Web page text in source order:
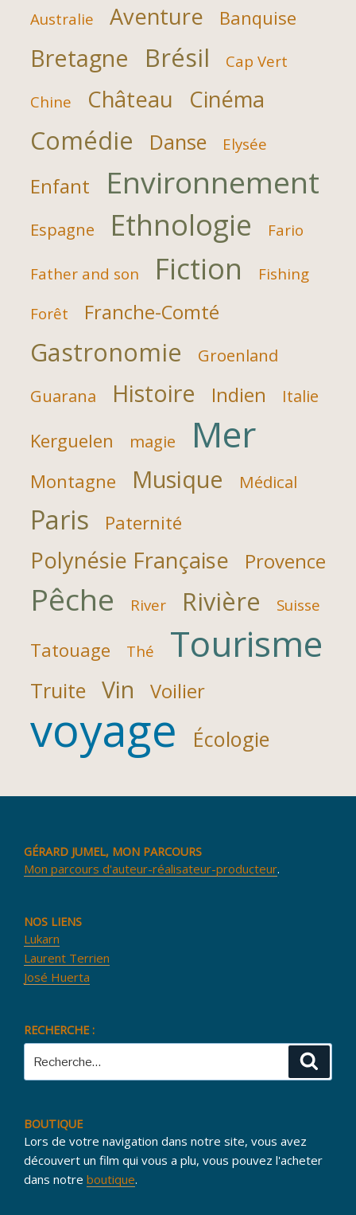
Australie Aventure Banquise
Bretagne Brésil Cap Vert
Chine Château Cinéma
Comédie Danse Elysée
Enfant Environnement
Espagne Ethnologie Fario
Father and son Fiction
Fishing
Forêt
Franche-Comté
Gastronomie
Groenland
Guarana
Histoire Indien Italie
Kerguelen magie Mer
Montagne Musique Médical
Paris Paternité
Polynésie Française Provence
Pêche River Rivière Suisse
Tatouage Thé Tourisme
Truite Vin Voilier
voyage Écologie
GÉRARD JUMEL, MON PARCOURS
Mon parcours d'auteur-réalisateur-producteur.
NOS LIENS
Lukarn
Laurent Terrien
José Huerta
RECHERCHE :
BOUTIQUE
Lors de votre navigation dans notre site, vous avez
découvert un film qui vous a plu, vous pouvez l'acheter
dans notre boutique.